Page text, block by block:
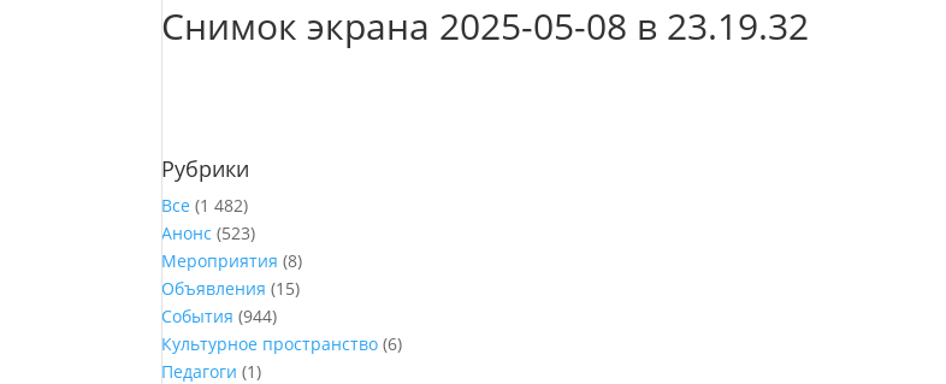
Снимок экрана 2025-05-08 в 23.19.32
Рубрики
Все (1 482)
Анонс (523)
Мероприятия (8)
Объявления (15)
События (944)
Культурное пространство (6)
Педагоги (1)